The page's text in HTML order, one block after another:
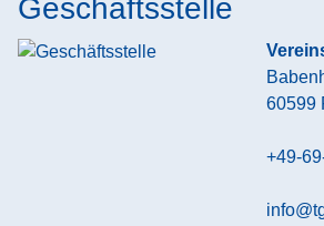
Geschäftsstelle
60599
+49-